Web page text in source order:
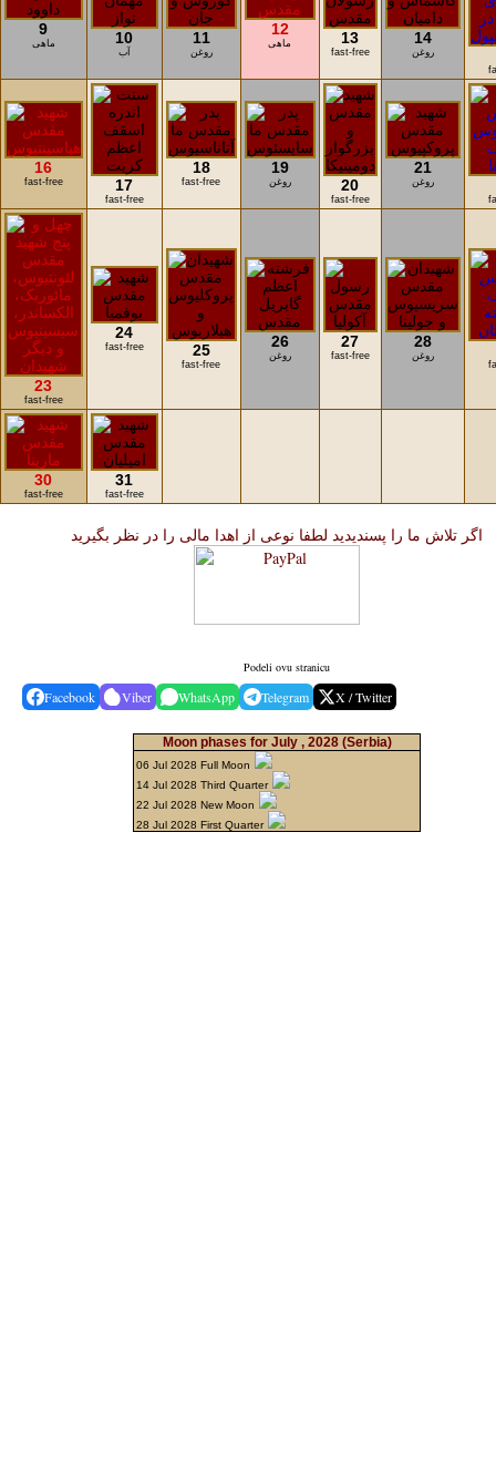
9
ماهی 10
آب
11
روغن
12
ماهی 13
fast-free
14
روغن
16
fast-free 17
fast-free
18
fast-free
19
روغن 20
fast-free
21
روغن
23
fast-free
24
fast-free 25
fast-free
26
روغن
27
fast-free
28
روغن
30
fast-free
31
fast-free
اگر تلاش ما را پسندیدید لطفا نوعی از اهدا مالی را در نظر بگیرید
Podeli ovu stranicu
Facebook Viber WhatsApp Telegram X / Twitter
Moon phases for July , 2028 (Serbia)
06 Jul 2028 Full Moon
14 Jul 2028 Third Quarter
22 Jul 2028 New Moon
28 Jul 2028 First Quarter